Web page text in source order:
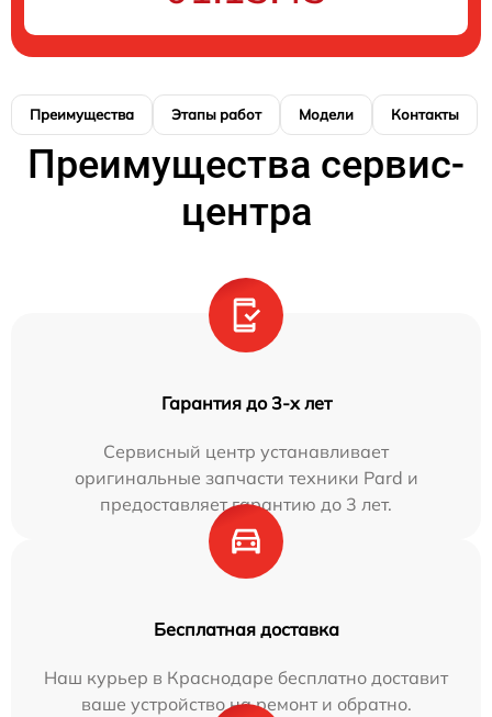
Преимущества Этапы работ Модели Контакты
Преимущества сервис-
центра
Гарантия до 3-х лет
Сервисный центр устанавливает
оригинальные запчасти техники Pard и
предоставляет гарантию до 3 лет.
Бесплатная доставка
Наш курьер в Краснодаре бесплатно доставит
ваше устройство на ремонт и обратно.